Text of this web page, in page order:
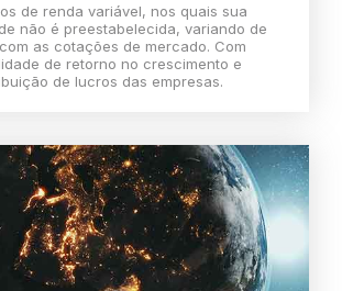
de renda variável, nos quais sua
não é preestabelecida, variando de
as cotações de mercado. Com
de retorno no crescimento e
de lucros das empresas.